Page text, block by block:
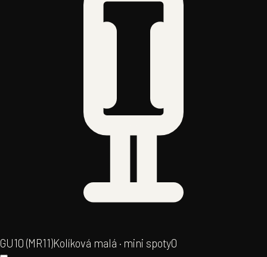
GU10 (MR11)Kolíková malá · mini spoty0